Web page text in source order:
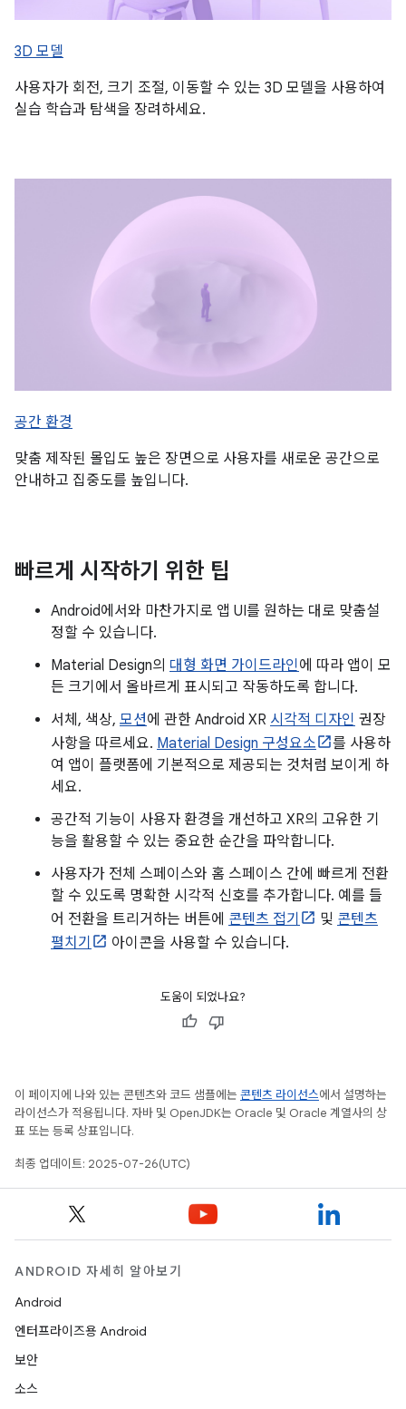
3D 모델
사용자가 회전, 크기 조절, 이동할 수 있는 3D 모델을 사용하여
실습 학습과 탐색을 장려하세요.
공간 환경
맞춤 제작된 몰입도 높은 장면으로 사용자를 새로운 공간으로
안내하고 집중도를 높입니다.
빠르게 시작하기 위한 팁
Android에서와 마찬가지로 앱 UI를 원하는 대로 맞춤설
정할 수 있습니다.
Material Design의 대형 화면 가이드라인에 따라 앱이 모
든 크기에서 올바르게 표시되고 작동하도록 합니다.
서체, 색상, 모션에 관한 Android XR 시각적 디자인 권장
사항을 따르세요. Material Design 구성요소
를 사용하
여 앱이 플랫폼에 기본적으로 제공되는 것처럼 보이게 하
세요.
공간적 기능이 사용자 환경을 개선하고 XR의 고유한 기
능을 활용할 수 있는 중요한 순간을 파악합니다.
사용자가 전체 스페이스와 홈 스페이스 간에 빠르게 전환
할 수 있도록 명확한 시각적 신호를 추가합니다. 예를 들
어 전환을 트리거하는 버튼에 콘텐츠 접기 및 콘텐츠
펼치기
아이콘을 사용할 수 있습니다.
도움이 되었나요?
이 페이지에 나와 있는 콘텐츠와 코드 샘플에는 콘텐츠 라이선스에서 설명하는
라이선스가 적용됩니다. 자바 및 OpenJDK는 Oracle 및 Oracle 계열사의 상
표 또는 등록 상표입니다.
최종 업데이트: 2025-07-26(UTC)
ANDROID 자세히 알아보기
Android
엔터프라이즈용 Android
보안
소스